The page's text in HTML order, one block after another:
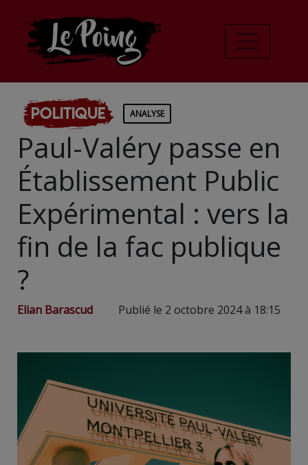
Politique ANALYSE
Paul-Valéry passe en
Établissement Public
Expérimental : vers la
fin de la fac publique
?
Elian Barascud Publié le 2 octobre 2024 à 18:15